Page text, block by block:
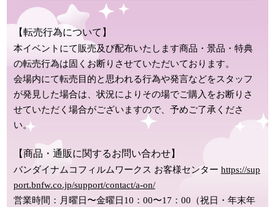
【転売行為について】
本イベントにて販売及び配布いたします商品・景品・特典
の転売行為は固くお断りさせていただいております。
会場内にて転売目的と思われる行為や発言などをスタッフ
が発見した場合は、状況によりその場でご購入をお断りさ
せていただく場合がございますので、予めご了承くださ
い。
【商品・通販に関するお問い合わせ】
バンダイナムコフィルムワークス お客様センター https://sup
port.bnfw.co.jp/support/contact/a-on/
営業時間：月曜日〜金曜日10：00〜17：00（祝日・年末年